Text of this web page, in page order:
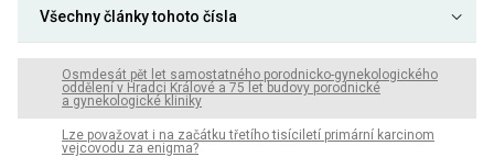
Všechny články tohoto čísla
Osmdesát pět let samostatného porodnicko-gynekologického
oddělení v Hradci Králové a 75 let budovy porodnické
a gynekologické kliniky
Lze považovat i na začátku třetího tisíciletí primární karcinom
vejcovodu za enigma?